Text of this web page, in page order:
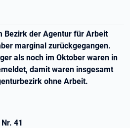
Bezirk der Agentur für Arbeit
marginal zurückgegangen.
als noch im Oktober waren in
damit waren insgesamt
ohne Arbeit.
41